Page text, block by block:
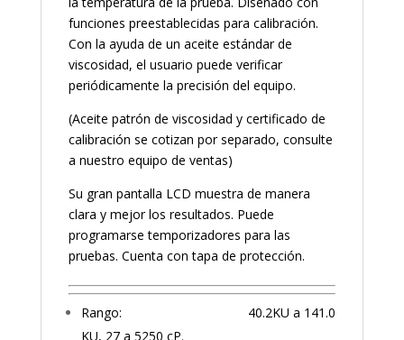
funciones preestablecidas para calibración.
Con la ayuda de un aceite estándar de
viscosidad, el usuario puede verificar
periódicamente la precisión del equipo.
(Aceite patrón de viscosidad y certificado de
calibración se cotizan por separado, consulte
a nuestro equipo de ventas)
Su gran pantalla LCD muestra de manera
clara y mejor los resultados. Puede
programarse temporizadores para las
pruebas. Cuenta con tapa de protección.
Rango: 40.2KU a 141.0
KU, 27 a 5250 cP.